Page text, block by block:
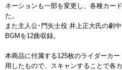
ネーションも一部を変更し、各種カー
た。
また主人公･門矢士役 井上正大氏の劇
BGMを12曲収録。
本商品に付属する125枚のライダーカ
用したもので、スキャンすることで各